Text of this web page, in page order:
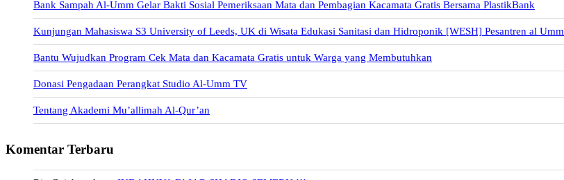
Bank Sampah Al-Umm Gelar Bakti Sosial Pemeriksaan Mata dan Pembagian Kacamata Gratis Bersama PlastikBank
Kunjungan Mahasiswa S3 University of Leeds, UK di Wisata Edukasi Sanitasi dan Hidroponik [WESH] Pesantren al Umm
Bantu Wujudkan Program Cek Mata dan Kacamata Gratis untuk Warga yang Membutuhkan
Donasi Pengadaan Perangkat Studio Al-Umm TV
Tentang Akademi Mu’allimah Al-Qur’an
Komentar Terbaru